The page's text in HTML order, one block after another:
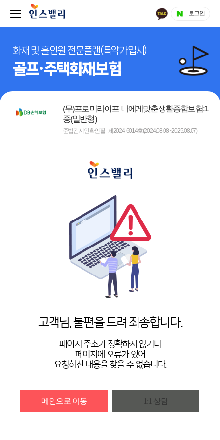
로그인
화재 및 홀인원 전문플랜(특약가입시)
골프·주택화재보험
(무)프로미라이프 나에게맞춘생활종합보험:1
종(일반형)
준법감시인확인필_제2024-6014호(2024.08.08~2025.08.07)
고객님, 불편을 드려 죄송합니다.
페이지 주소가 정확하지 않거나
페이지에 오류가 있어
요청하신 내용을 찾을 수 없습니다.
메인으로 이동 1:1 상담